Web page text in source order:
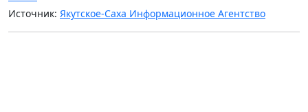
Источник: Якутское-Саха Информационное Агентство